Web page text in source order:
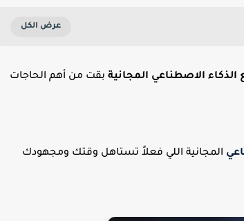
الذكاء الاصطناعي المجانية بقت من أهم الحاجات
المجانية اللي فعلاً تستاهل وقتك ومجهودك